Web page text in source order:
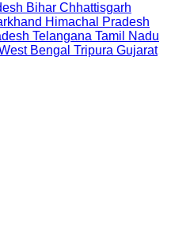
Bihar Chhattisgarh
Himachal Pradesh
Telangana Tamil Nadu
Bengal Tripura Gujarat